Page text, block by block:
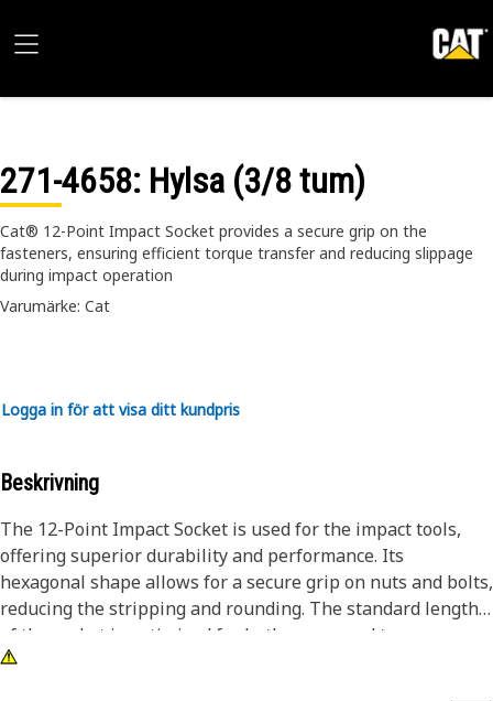
271-4658: Hylsa (3/8 tum)
Cat® 12-Point Impact Socket provides a secure grip on the
fasteners, ensuring efficient torque transfer and reducing slippage
during impact operation
Varumärke: Cat
Logga in för att visa ditt kundpris
Beskrivning
The 12-Point Impact Socket is used for the impact tools,
offering superior durability and performance. Its
hexagonal shape allows for a secure grip on nuts and bolts,
reducing the stripping and rounding. The standard length
of the socket is optimized for both access and torque
applications. The black oxide finish enhances resistance to